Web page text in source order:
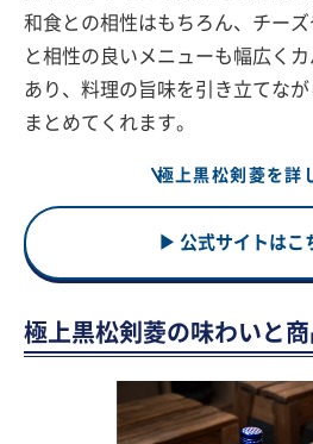
和食との相性はもちろん、チー
と相性の良いメニューも幅広く
あり、料理の旨味を引き立てな
まとめてくれます。
極上黒松剣菱を詳
▶ 公式サイトはこ
極上黒松剣菱の味わいと